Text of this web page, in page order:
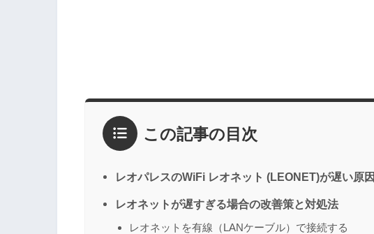
この記事の目次
レオパレスのWiFi レオネット (LEONET)が遅い原因
レオネットが遅すぎる場合の改善策と対処法
レオネットを有線（LANケーブル）で接続する